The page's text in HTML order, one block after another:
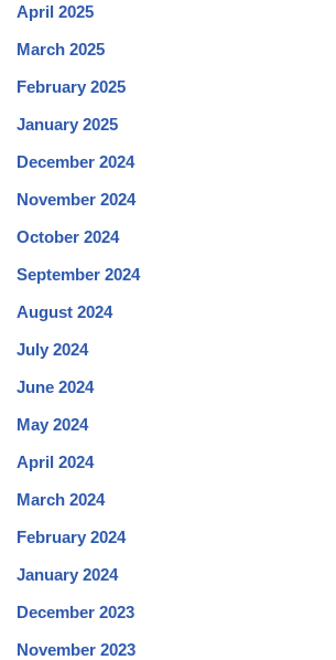
April 2025
March 2025
February 2025
January 2025
December 2024
November 2024
October 2024
September 2024
August 2024
July 2024
June 2024
May 2024
April 2024
March 2024
February 2024
January 2024
December 2023
November 2023